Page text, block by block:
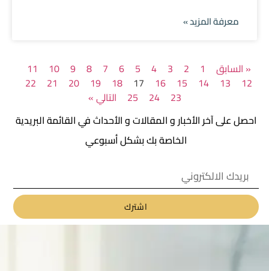
معرفة المزيد »
« السابق 1
2
3
4
5
6
7
8
9
10
11
12
13
14
15
16
17
18
19
20
21
22
23
24
25
التالي »
احصل على آخر الأخبار و المقالات و الأحداث في القائمة البريدية
الخاصة بك بشكل أسبوعي
اشترك